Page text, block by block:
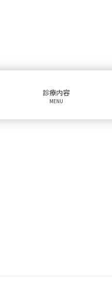
診療内容
MENU